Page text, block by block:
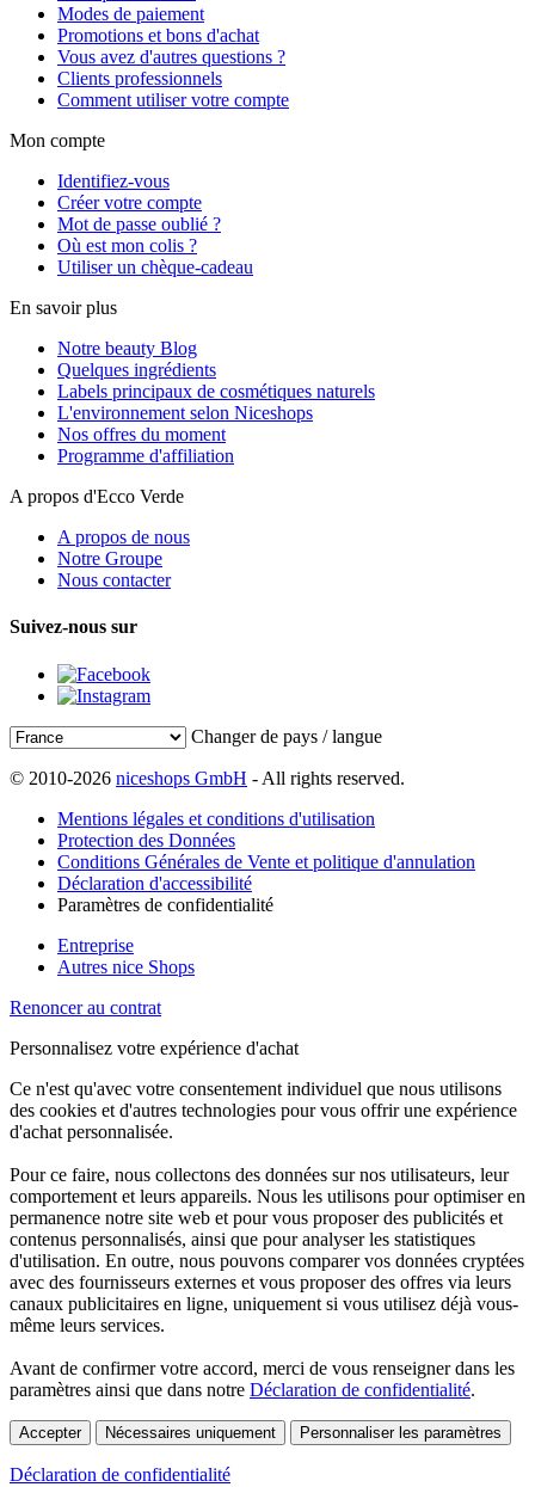
Modes de paiement
Promotions et bons d'achat
Vous avez d'autres questions ?
Clients professionnels
Comment utiliser votre compte
Mon compte
Identifiez-vous
Créer votre compte
Mot de passe oublié ?
Où est mon colis ?
Utiliser un chèque-cadeau
En savoir plus
Notre beauty Blog
Quelques ingrédients
Labels principaux de cosmétiques naturels
L'environnement selon Niceshops
Nos offres du moment
Programme d'affiliation
A propos d'Ecco Verde
A propos de nous
Notre Groupe
Nous contacter
Suivez-nous sur
Changer de pays / langue
© 2010-2026 niceshops GmbH - All rights reserved.
Mentions légales et conditions d'utilisation
Protection des Données
Conditions Générales de Vente et politique d'annulation
Déclaration d'accessibilité
Paramètres de confidentialité
Entreprise
Autres nice Shops
Renoncer au contrat
Personnalisez votre expérience d'achat
Ce n'est qu'avec votre consentement individuel que nous utilisons
des cookies et d'autres technologies pour vous offrir une expérience
d'achat personnalisée.
Pour ce faire, nous collectons des données sur nos utilisateurs, leur
comportement et leurs appareils. Nous les utilisons pour optimiser en
permanence notre site web et pour vous proposer des publicités et
contenus personnalisés, ainsi que pour analyser les statistiques
d'utilisation. En outre, nous pouvons comparer vos données cryptées
avec des fournisseurs externes et vous proposer des offres via leurs
canaux publicitaires en ligne, uniquement si vous utilisez déjà vous-
même leurs services.
Avant de confirmer votre accord, merci de vous renseigner dans les
paramètres ainsi que dans notre Déclaration de confidentialité.
Accepter Nécessaires uniquement Personnaliser les paramètres
Déclaration de confidentialité